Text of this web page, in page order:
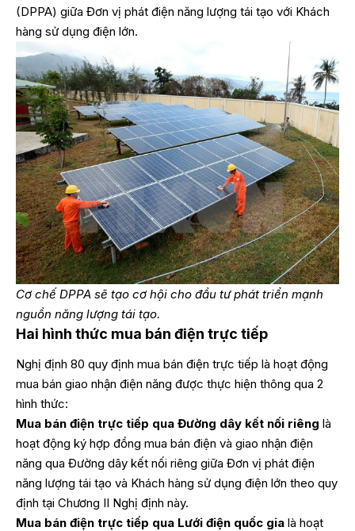
(DPPA) giữa Đơn vị phát điện năng lượng tái tạo với Khách
hàng sử dụng điện lớn.
Cơ chế DPPA sẽ tạo cơ hội cho đầu tư phát triển mạnh
nguồn năng lượng tái tạo.
Hai hình thức mua bán điện trực tiếp
Nghị định 80 quy định mua bán điện trực tiếp là hoạt động
mua bán giao nhận điện năng được thực hiện thông qua 2
hình thức:
Mua bán điện trực tiếp qua Đường dây kết nối riêng là
hoạt động ký hợp đồng mua bán điện và giao nhận điện
năng qua Đường dây kết nối riêng giữa Đơn vị phát điện
năng lượng tái tạo và Khách hàng sử dụng điện lớn theo quy
định tại Chương II Nghị định này.
Mua bán điện trực tiếp qua Lưới điện quốc gia là hoạt